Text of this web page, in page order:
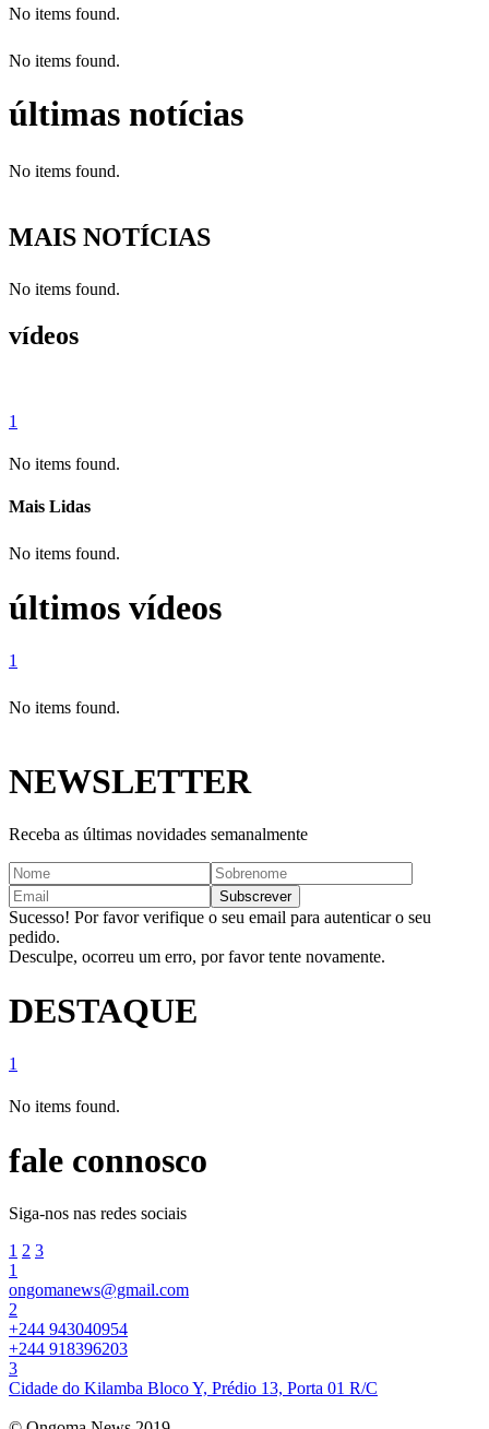
No items found.
No items found.
últimas notícias
No items found.
MAIS NOTÍCIAS
No items found.
vídeos
1
No items found.
Mais Lidas
No items found.
últimos vídeos
1
No items found.
NEWSLETTER
Receba as últimas novidades semanalmente
Sucesso! Por favor verifique o seu email para autenticar o seu
pedido.
Desculpe, ocorreu um erro, por favor tente novamente.
DESTAQUE
1
No items found.
fale connosco
Siga-nos nas redes sociais
1 2 3
1
ongomanews@gmail.com
2
+244 943040954
+244 918396203
3
Cidade do Kilamba Bloco Y, Prédio 13, Porta 01 R/C